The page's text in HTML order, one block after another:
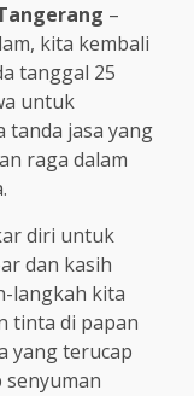
–
kita kembali
tanggal 25
untuk
tanda jasa yang
raga dalam
diri untuk
dan kasih
langkah kita
tinta di papan
yang terucap
senyuman